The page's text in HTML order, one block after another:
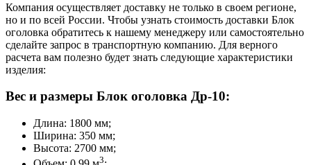
Компания осуществляет доставку не только в своем регионе,
но и по всей России. Чтобы узнать стоимость доставки Блок
оголовка обратитесь к нашему менеджеру или самостоятельно
сделайте запрос в транспортную компанию. Для верного
расчета вам полезно будет знать следующие характеристики
изделия:
Вес и размеры Блок оголовка Др-10:
Длина: 1800 мм;
Ширина: 350 мм;
Высота: 2700 мм;
3